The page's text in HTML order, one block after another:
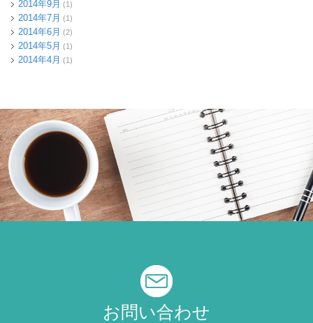
2014年9月 (1)
2014年7月 (1)
2014年6月 (2)
2014年5月 (1)
2014年4月 (1)
お問い合わせ